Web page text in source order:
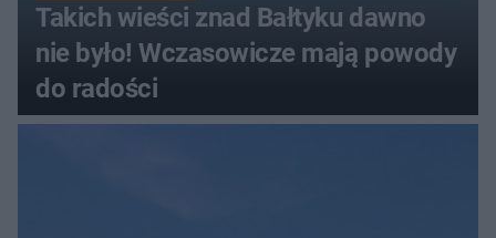
Takich wieści znad Bałtyku dawno
nie było! Wczasowicze mają powody
do radości